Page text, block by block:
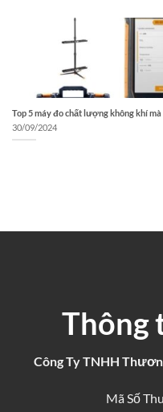
Top 5 máy đo chất lượng không khí
30/09/2024
Thông
Công Ty TNHH
Mã Số